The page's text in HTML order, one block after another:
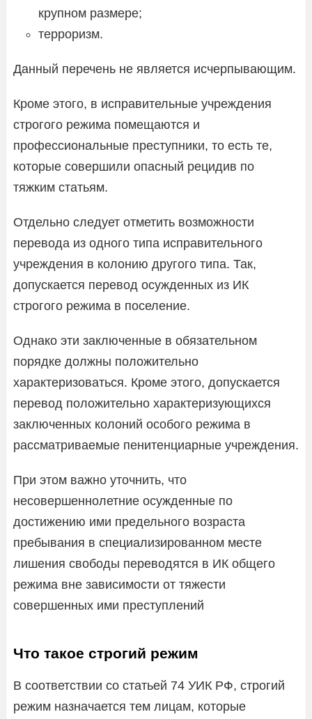
крупном размере;
терроризм.
Данный перечень не является исчерпывающим.
Кроме этого, в исправительные учреждения
строгого режима помещаются и
профессиональные преступники, то есть те,
которые совершили опасный рецидив по
тяжким статьям.
Отдельно следует отметить возможности
перевода из одного типа исправительного
учреждения в колонию другого типа. Так,
допускается перевод осужденных из ИК
строгого режима в поселение.
Однако эти заключенные в обязательном
порядке должны положительно
характеризоваться. Кроме этого, допускается
перевод положительно характеризующихся
заключенных колоний особого режима в
рассматриваемые пенитенциарные учреждения.
При этом важно уточнить, что
несовершеннолетние осужденные по
достижению ими предельного возраста
пребывания в специализированном месте
лишения свободы переводятся в ИК общего
режима вне зависимости от тяжести
совершенных ими преступлений
Что такое строгий режим
В соответствии со статьей 74 УИК РФ, строгий
режим назначается тем лицам, которые